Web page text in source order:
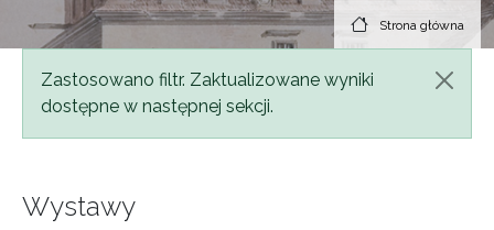
Strona główna
Komunikat
Zastosowano filtr. Zaktualizowane wyniki
dostępne w następnej sekcji.
Wystawy